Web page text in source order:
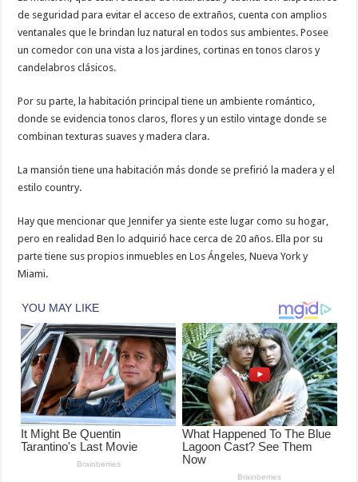
de seguridad para evitar el acceso de extraños, cuenta con amplios
ventanales que le brindan luz natural en todos sus ambientes. Posee
un comedor con una vista a los jardines, cortinas en tonos claros y
candelabros clásicos.
Por su parte, la habitación principal tiene un ambiente romántico,
donde se evidencia tonos claros, flores y un estilo vintage donde se
combinan texturas suaves y madera clara.
La mansión tiene una habitación más donde se prefirió la madera y el
estilo country.
Hay que mencionar que Jennifer ya siente este lugar como su hogar,
pero en realidad Ben lo adquirió hace cerca de 20 años. Ella por su
parte tiene sus propios inmuebles en Los Ángeles, Nueva York y
Miami.